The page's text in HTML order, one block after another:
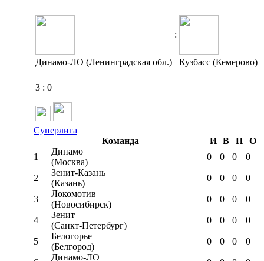
:
Динамо-ЛО (Ленинградская обл.) Кузбасс (Кемерово)
3 : 0
Суперлига
Команда
И В П
О
1
Динамо
(Москва)
0 0 0 0
2
Зенит-Казань
(Казань)
0 0 0 0
3
Локомотив
(Новосибирск)
0 0 0 0
4
Зенит
(Санкт-Петербург)
0 0 0 0
5
Белогорье
(Белгород)
0 0 0 0
Динамо-ЛО